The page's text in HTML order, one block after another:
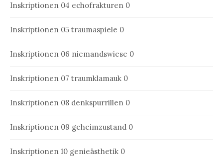
Inskriptionen 04 echofrakturen 0
Inskriptionen 05 traumaspiele 0
Inskriptionen 06 niemandswiese 0
Inskriptionen 07 traumklamauk 0
Inskriptionen 08 denkspurrillen 0
Inskriptionen 09 geheimzustand 0
Inskriptionen 10 genieästhetik 0